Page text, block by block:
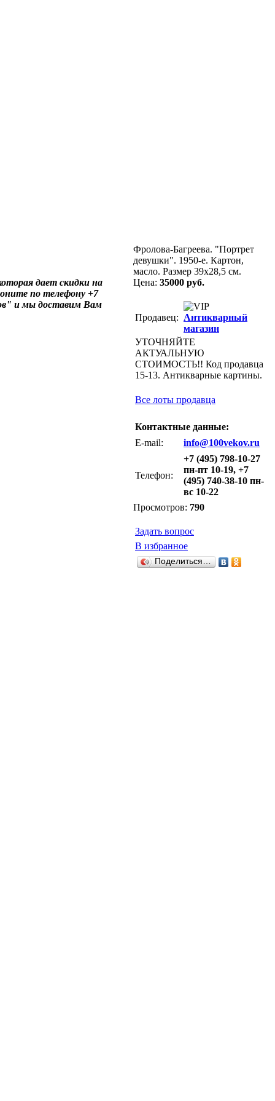
дает скидки на
по телефону +7
и мы доставим Вам
Фролова-Багреева. "Портрет
девушки". 1950-е. Картон,
масло. Размер 39х28,5 см.
Цена: 35000 руб.
Продавец: Антикварный
магазин
УТОЧНЯЙТЕ
АКТУАЛЬНУЮ
СТОИМОСТЬ!! Код продавца
15-13. Антикварные картины.
Все лоты продавца
Контактные данные:
E-mail:
info@100vekov.ru
Телефон:
+7 (495) 798-10-27
пн-пт 10-19, +7
(495) 740-38-10 пн-
вс 10-22
Просмотров: 790
Задать вопрос
В избранное
Поделиться…